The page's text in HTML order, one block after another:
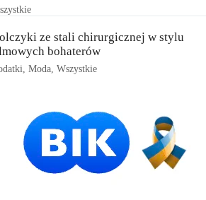
ze stali chirurgicznej w stylu
bohaterów
,Moda,Wszystkie